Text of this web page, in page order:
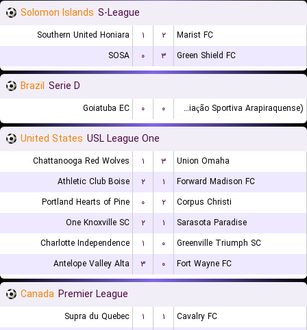
Solomon Islands S-League
Southern United Honiara ۱ ۲
Marist FC
SOSA
۰ ۳ Green Shield FC
Brazil Serie D
Goiatuba EC ۰ ۰ ASA (Agremiação Sportiva Arapiraquense)
United States USL League One
Chattanooga Red Wolves ۱ ۳
Union Omaha
Athletic Club Boise
۲ ۱
Forward Madison FC
Portland Hearts of Pine
۰ ۲
Corpus Christi
One Knoxville SC
۲ ۱
Sarasota Paradise
Charlotte Independence
۱ ۰
Greenville Triumph SC
Antelope Valley Alta
۳ ۰ Fort Wayne FC
Canada Premier League
Supra du Quebec ۱ ۱
Cavalry FC